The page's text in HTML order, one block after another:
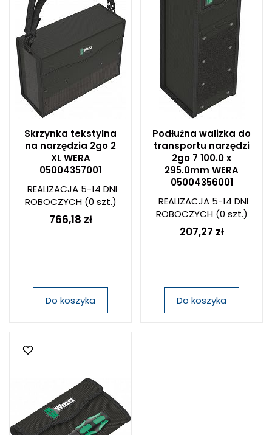
Skrzynka tekstylna
na narzędzia 2go 2
XL WERA
05004357001
REALIZACJA 5-14 DNI
ROBOCZYCH(0 szt.)
766,18 zł
Do koszyka
Podłużna walizka do
transportu narzędzi
2go 7 100.0 x
295.0mm WERA
05004356001
REALIZACJA 5-14 DNI
ROBOCZYCH(0 szt.)
207,27 zł
Do koszyka